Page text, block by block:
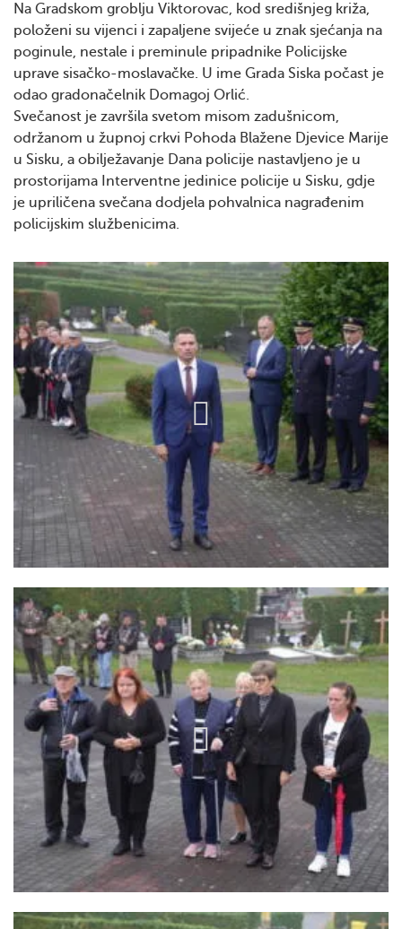
Na Gradskom groblju Viktorovac, kod središnjeg križa,
položeni su vijenci i zapaljene svijeće u znak sjećanja na
poginule, nestale i preminule pripadnike Policijske
uprave sisačko-moslavačke. U ime Grada Siska počast je
odao gradonačelnik Domagoj Orlić.
Svečanost je završila svetom misom zadušnicom,
održanom u župnoj crkvi Pohoda Blažene Djevice Marije
u Sisku, a obilježavanje Dana policije nastavljeno je u
prostorijama Interventne jedinice policije u Sisku, gdje
je upriličena svečana dodjela pohvalnica nagrađenim
policijskim službenicima.